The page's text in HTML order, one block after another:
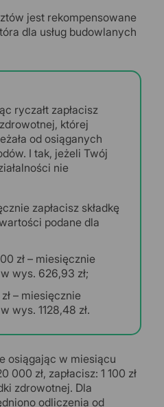
jest rekompensowane
dla usług budowlanych
ryczałt zapłacisz
której
od osiąganych
I tak, jeżeli Twój
nie
zapłacisz składkę
podane dla
zł – miesięcznie
wys. 626,93 zł;
– miesięcznie
wys. 1128,48 zł.
osiągając w miesiącu
zł, zapłacisz: 1 100 zł
zdrowotnej. Dla
odliczenia od